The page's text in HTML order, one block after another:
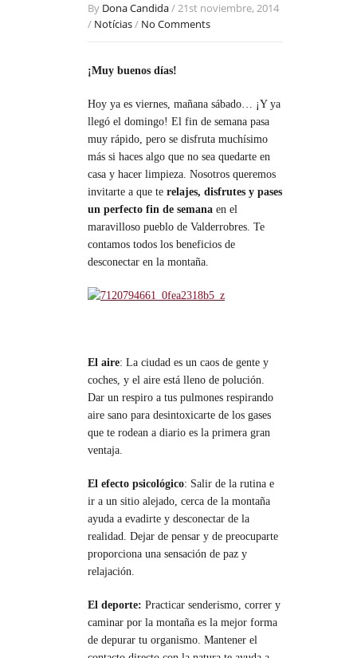
By Dona Candida/ 21st noviembre, 2014
/ Notícias/ No Comments
¡Muy buenos días!
Hoy ya es viernes, mañana sábado… ¡Y ya
llegó el domingo! El fin de semana pasa
muy rápido, pero se disfruta muchísimo
más si haces algo que no sea quedarte en
casa y hacer limpieza. Nosotros queremos
invitarte a que te relajes, disfrutes y pases
un perfecto fin de semana en el
maravilloso pueblo de Valderrobres. Te
contamos todos los beneficios de
desconectar en la montaña.
El aire: La ciudad es un caos de gente y
coches, y el aire está lleno de polución.
Dar un respiro a tus pulmones respirando
aire sano para desintoxicarte de los gases
que te rodean a diario es la primera gran
ventaja.
El efecto psicológico: Salir de la rutina e
ir a un sitio alejado, cerca de la montaña
ayuda a evadirte y desconectar de la
realidad. Dejar de pensar y de preocuparte
proporciona una sensación de paz y
relajación.
El deporte: Practicar senderismo, correr y
caminar por la montaña es la mejor forma
de depurar tu organismo. Mantener el